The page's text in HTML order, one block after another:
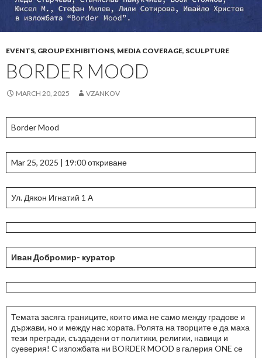
EVENTS, GROUP EXHIBITIONS, MEDIA COVERAGE, SCULPTURE
BORDER MOOD
MARCH 20, 2025 VZANKOV
Border Mood
Mar 25, 2025 | 19:00 откриване
Ул. Дякон Игнатий 1 А
Иван Добромир- куратор
Темата засяга границите, които има не само между градове и
държави, но и между нас хората. Ролята на творците е да маха
тези прегради, създадени от политики, религии, навици и
суеверия! С изложбата ни BORDER MOOD в галерия ONE се